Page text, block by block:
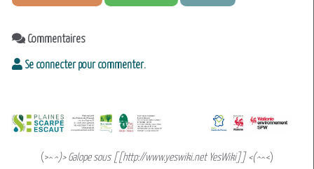
Commentaires
Se connecter pour commenter.
(>^ ^)> Galope sous [[http://www.yeswiki.net YesWiki]] <(^^<)